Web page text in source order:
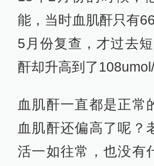
能，当时血肌酐只有
5月份复查，才过去
酐却升高到了108umol/l
血肌酐一直都是正常
血肌酐还偏高了呢？
活一如往常，也没有